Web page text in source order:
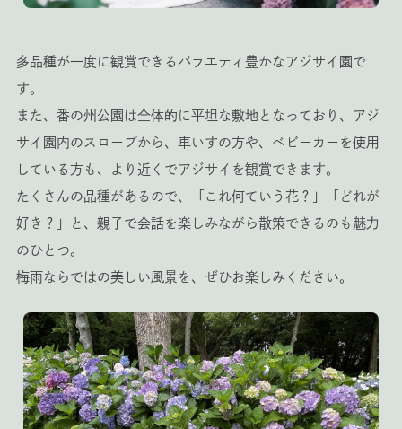
多品種が一度に観賞できるバラエティ豊かなアジサイ園で
す。
また、番の州公園は全体的に平坦な敷地となっており、アジ
サイ園内のスロープから、車いすの方や、ベビーカーを使用
している方も、より近くでアジサイを観賞できます。
たくさんの品種があるので、「これ何ていう花？」「どれが
好き？」と、親子で会話を楽しみながら散策できるのも魅力
のひとつ。
梅雨ならではの美しい風景を、ぜひお楽しみください。